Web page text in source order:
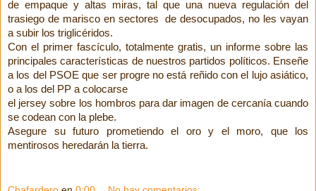
de empaque y altas miras, tal que una nueva regulación del
trasiego de marisco en sectores  de desocupados, no les vayan
a subir los triglicéridos.
Con el primer fascículo, totalmente gratis, un informe sobre las
principales características de nuestros partidos políticos. Enseñe
a los del PSOE que ser progre no está reñido con el lujo asiático,
o a los del PP a colocarse
el jersey sobre los hombros para dar imagen de cercanía cuando
se codean con la plebe.
Asegure su futuro prometiendo el oro y el moro, que los
mentirosos heredarán la tierra.